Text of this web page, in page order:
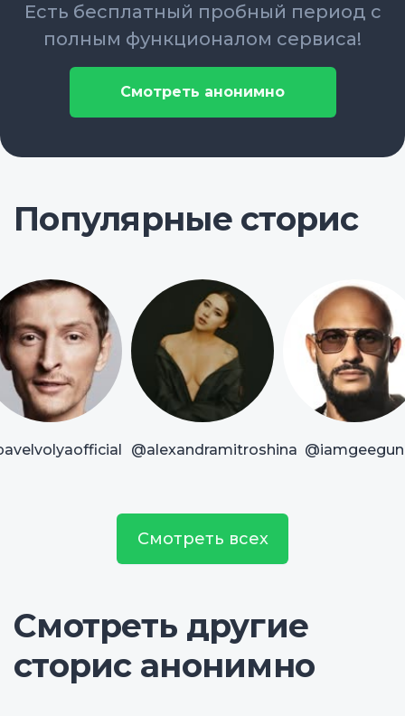
Есть бесплатный пробный период с
полным функционалом сервиса!
Смотреть анонимно
Популярные сторис
@alexandramitroshina @iamgeegun
Смотреть всех
Смотреть другие
сторис анонимно